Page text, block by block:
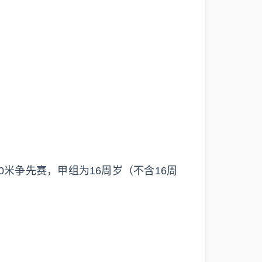
争先赛，甲组为16周岁（不含16周